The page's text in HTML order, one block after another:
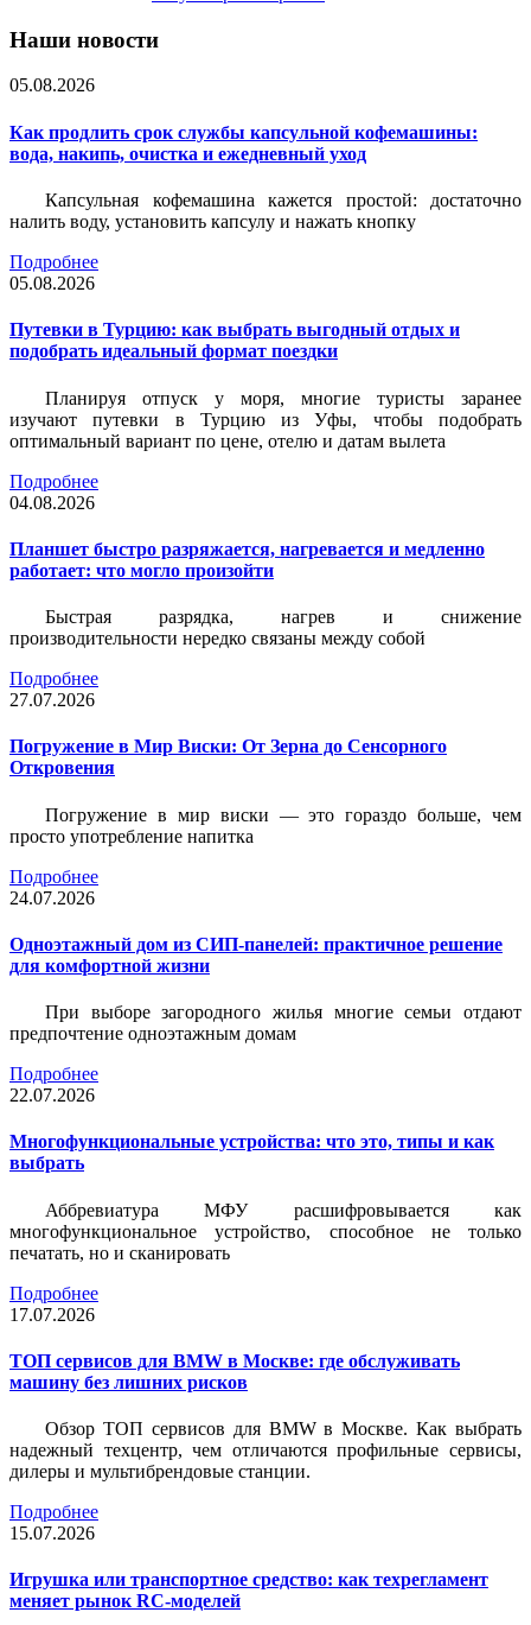
Наши новости
05.08.2026
Как продлить срок службы капсульной кофемашины:
вода, накипь, очистка и ежедневный уход
Капсульная кофемашина кажется простой: достаточно
налить воду, установить капсулу и нажать кнопку
Подробнее
05.08.2026
Путевки в Турцию: как выбрать выгодный отдых и
подобрать идеальный формат поездки
Планируя отпуск у моря, многие туристы заранее
изучают путевки в Турцию из Уфы, чтобы подобрать
оптимальный вариант по цене, отелю и датам вылета
Подробнее
04.08.2026
Планшет быстро разряжается, нагревается и медленно
работает: что могло произойти
Быстрая разрядка, нагрев и снижение
производительности нередко связаны между собой
Подробнее
27.07.2026
Погружение в Мир Виски: От Зерна до Сенсорного
Откровения
Погружение в мир виски — это гораздо больше, чем
просто употребление напитка
Подробнее
24.07.2026
Одноэтажный дом из СИП-панелей: практичное решение
для комфортной жизни
При выборе загородного жилья многие семьи отдают
предпочтение одноэтажным домам
Подробнее
22.07.2026
Многофункциональные устройства: что это, типы и как
выбрать
Аббревиатура МФУ расшифровывается как
многофункциональное устройство, способное не только
печатать, но и сканировать
Подробнее
17.07.2026
ТОП сервисов для BMW в Москве: где обслуживать
машину без лишних рисков
Обзор ТОП сервисов для BMW в Москве. Как выбрать
надежный техцентр, чем отличаются профильные сервисы,
дилеры и мультибрендовые станции.
Подробнее
15.07.2026
Игрушка или транспортное средство: как техрегламент
меняет рынок RC-моделей